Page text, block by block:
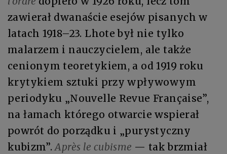
zawierał dwanaście esejów pisanych w
latach 1918–23. Lhote był nie tylko
malarzem i nauczycielem, ale także
cenionym teoretykiem, a od 1919 roku
krytykiem sztuki przy wpływowym
periodyku „Nouvelle Revue Française”,
na łamach którego otwarcie wspierał
powrót do porządku i „purystyczny
kubizm”.Après le cubisme — tak brzmiał